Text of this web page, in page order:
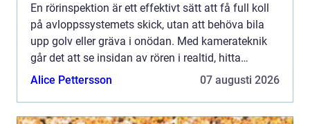
En rörinspektion är ett effektivt sätt att få full koll
på avloppssystemets skick, utan att behöva bila
upp golv eller gräva i onödan. Med kamerateknik
går det att se insidan av rören i realtid, hitta
problem i tid och planera åtgärder på ett smart o...
Alice Pettersson 07 augusti 2026